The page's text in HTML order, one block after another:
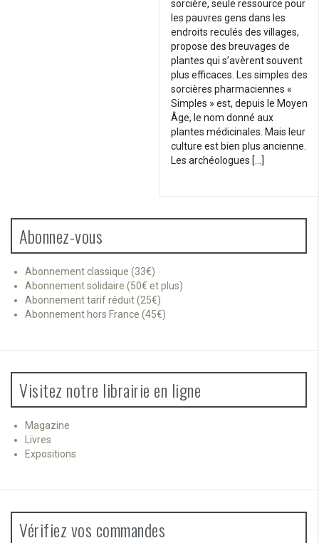
sorcière, seule ressource pour
les pauvres gens dans les
endroits reculés des villages,
propose des breuvages de
plantes qui s’avèrent souvent
plus efficaces. Les simples des
sorcières pharmaciennes «
Simples » est, depuis le Moyen
Âge, le nom donné aux
plantes médicinales. Mais leur
culture est bien plus ancienne.
Les archéologues […]
Abonnez-vous
Abonnement classique (33€)
Abonnement solidaire (50€ et plus)
Abonnement tarif réduit (25€)
Abonnement hors France (45€)
Visitez notre librairie en ligne
Magazine
Livres
Expositions
Vérifiez vos commandes